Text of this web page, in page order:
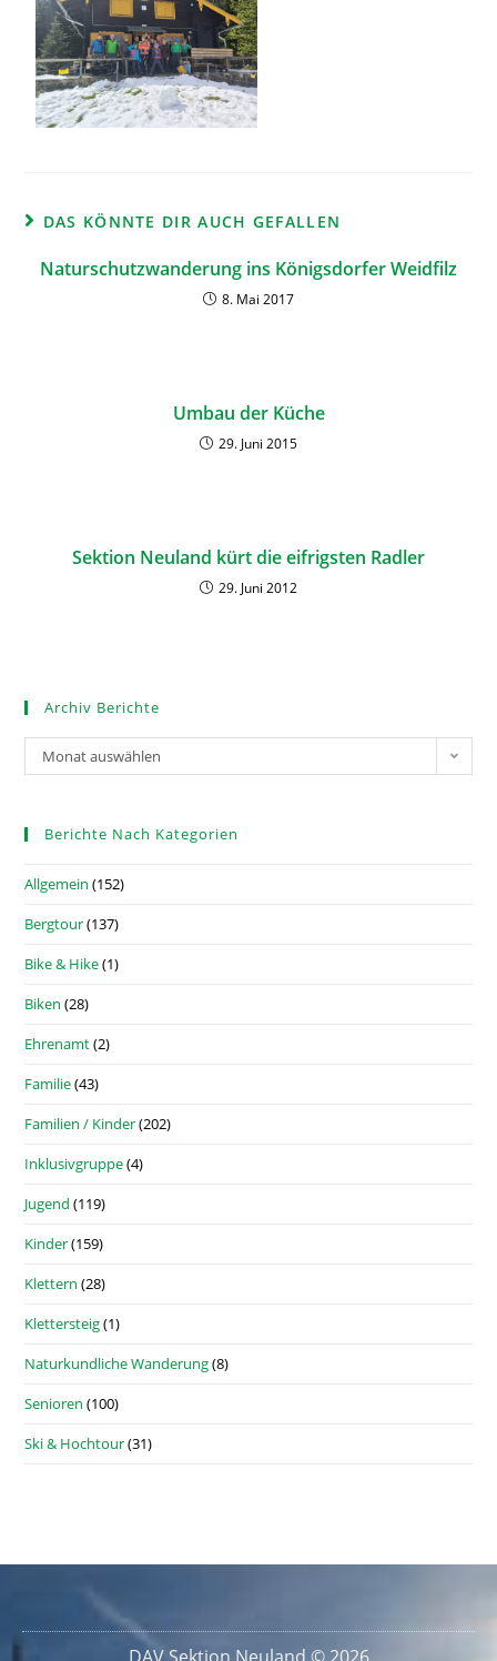
DAS KÖNNTE DIR AUCH GEFALLEN
Naturschutzwanderung ins Königsdorfer Weidfilz
8. Mai 2017
Umbau der Küche
29. Juni 2015
Sektion Neuland kürt die eifrigsten Radler
29. Juni 2012
Archiv Berichte
Monat auswählen
Berichte Nach Kategorien
Allgemein (152)
Bergtour(137)
Bike & Hike(1)
Biken (28)
Ehrenamt(2)
Familie(43)
Familien / Kinder(202)
Inklusivgruppe(4)
Jugend (119)
Kinder(159)
Klettern (28)
Klettersteig(1)
Naturkundliche Wanderung(8)
Senioren (100)
Ski & Hochtour(31)